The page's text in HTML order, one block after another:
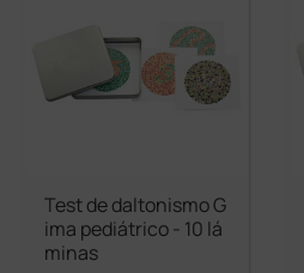
Test de daltonismo G
ima pediátrico - 10 lá
minas